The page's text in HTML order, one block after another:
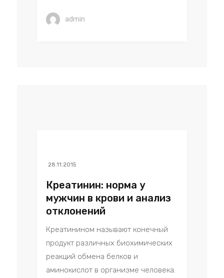
admin
28.11.2015
Креатинин: норма у
мужчин в крови и анализ
отклонений
Креатинином называют конечный
продукт различных биохимических
реакций обмена белков и
аминокислот в организме человека.